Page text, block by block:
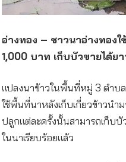
อ่างทอง – ชาวนาอ่างทองใ
1,000 บาท เก็บบัวขายได้ย
แปลงนาข้าวในพื้นที่หมู่ 3 ตำบ
ใช้พื้นที่นาหลังเก็บเกี่ยวข้าวนำ
ปลูกแต่ละครั้งนั้นสามารถเก็บบั
ในนาเรียบร้อยแล้ว